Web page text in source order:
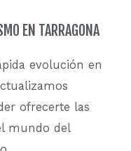
EN TARRAGONA
evolución en
ofrecerte las
mundo del